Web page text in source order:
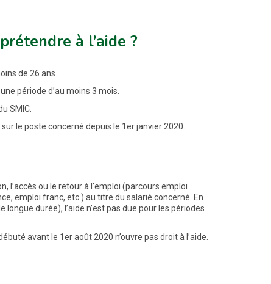
à l’aide ?
de 26 ans.
période d’au moins 3 mois.
SMIC.
le poste concerné depuis le 1er janvier 2020.
l’accès ou le retour à l’emploi (parcours emploi
emploi franc, etc.) au titre du salarié concerné. En
durée), l’aide n’est pas due pour les périodes
avant le 1er août 2020 n’ouvre pas droit à l’aide.